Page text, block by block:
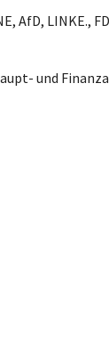
AfD, LINKE.,
und